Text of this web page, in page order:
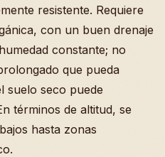
resistente. Requiere
con un buen drenaje
constante; no
que pueda
suelo seco puede
términos de altitud, se
hasta zonas